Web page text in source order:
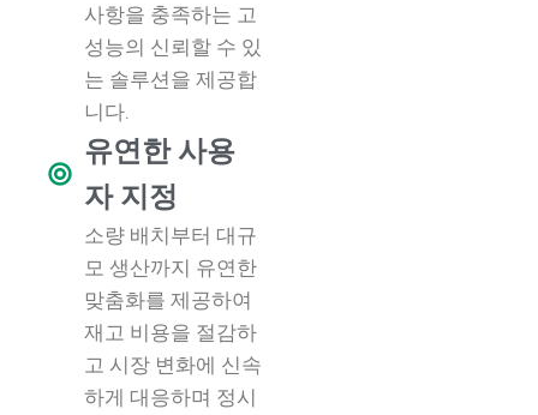
사항을 충족하는 고
성능의 신뢰할 수 있
는 솔루션을 제공합
니다.
유연한 사용
자 지정
소량 배치부터 대규
모 생산까지 유연한
맞춤화를 제공하여
재고 비용을 절감하
고 시장 변화에 신속
하게 대응하며 정시